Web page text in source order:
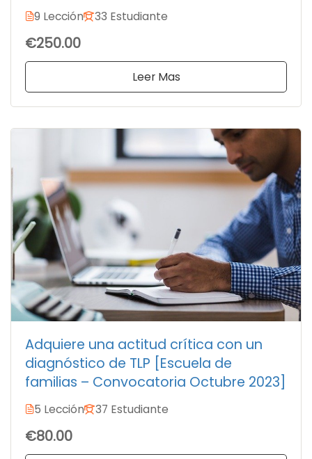
9 Lección 33 Estudiante
€250.00
Leer Mas
Adquiere una actitud crítica con un
diagnóstico de TLP [Escuela de
familias – Convocatoria Octubre 2023]
5 Lección 37 Estudiante
€80.00